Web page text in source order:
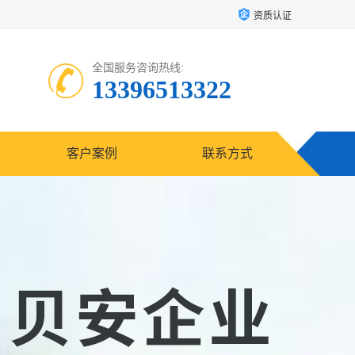
资质认证
全国服务咨询热线:
13396513322
客户案例 联系方式